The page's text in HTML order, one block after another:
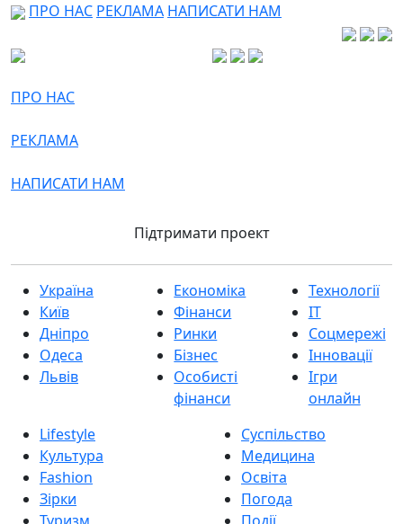
ПРО НАС РЕКЛАМА НАПИСАТИ НАМ
ПРО НАС
РЕКЛАМА
НАПИСАТИ НАМ
Підтримати проект
Україна
Київ
Дніпро
Одеса
Львів
Економіка
Фінанси
Ринки
Бізнес
Особисті
фінанси
Технології
IT
Соцмережі
Інновації
Ігри
онлайн
Lifestyle
Культура
Fashion
Зірки
Суспільство
Медицина
Освіта
Погода